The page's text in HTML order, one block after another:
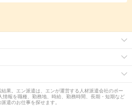
果。エン派遣は、エンが運営する人材派遣会社のポー
情報を職種、勤務地、時給、勤務時間、長期・短期など
遣のお仕事を探せます。